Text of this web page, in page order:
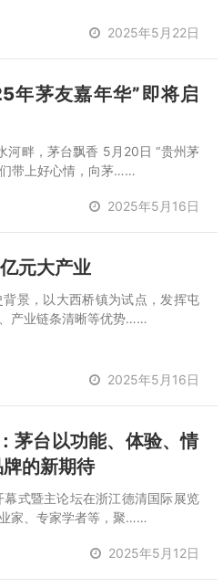
2025年5月22日
年茅友嘉年华”即将启
河畔，茅台飘香 5月20日 “贵州茅
带上好心情，向茅……
2025年5月16日
元大产业
景，以大西桥镇为试点，发挥屯
产业链条清晰等优势……
2025年5月16日
茅台以功能、体验、情
的新期待
式暨主论坛在浙江德清国际展览
家、专家学者等，聚……
2025年5月12日